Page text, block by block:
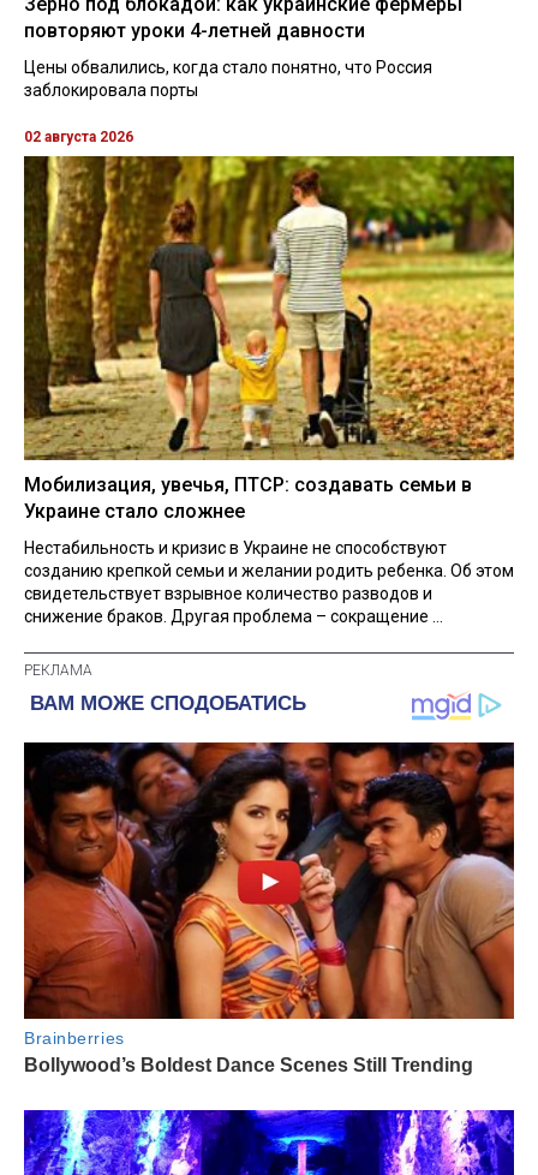
повторяют уроки 4-летней давности
Цены обвалились, когда стало понятно, что Россия
заблокировала порты
02 августа 2026
Мобилизация, увечья, ПТСР: создавать семьи в
Украине стало сложнее
Нестабильность и кризис в Украине не способствуют
созданию крепкой семьи и желании родить ребенка. Об этом
свидетельствует взрывное количество разводов и
снижение браков. Другая проблема – сокращение ...